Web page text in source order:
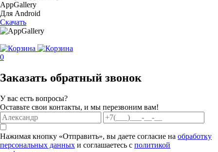
AppGallery
Для Android
Скачать
0
Заказать обратный звонок
У вас есть вопросы?
Оставьте свои контакты, и мы перезвоним вам!
Нажимая кнопку «Отправить», вы даете согласие на обработку
персональных данных и соглашаетесь с политикой